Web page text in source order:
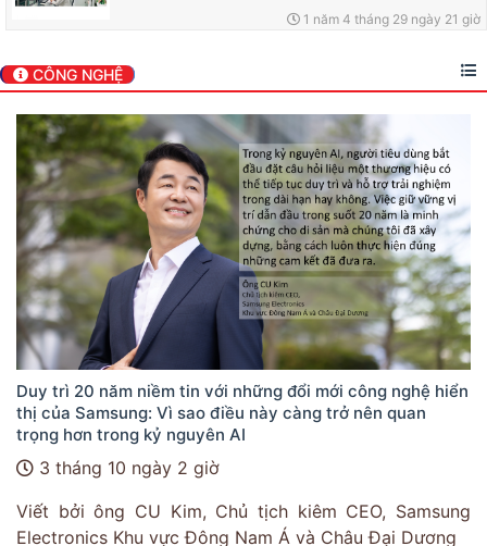
1 năm 4 tháng 29 ngày 21 giờ
CÔNG NGHỆ
Duy trì 20 năm niềm tin với những đổi mới công nghệ hiển
thị của Samsung: Vì sao điều này càng trở nên quan
trọng hơn trong kỷ nguyên AI
3 tháng 10 ngày 2 giờ
Viết bởi ông CU Kim, Chủ tịch kiêm CEO, Samsung
Electronics Khu vực Đông Nam Á và Châu Đại Dương